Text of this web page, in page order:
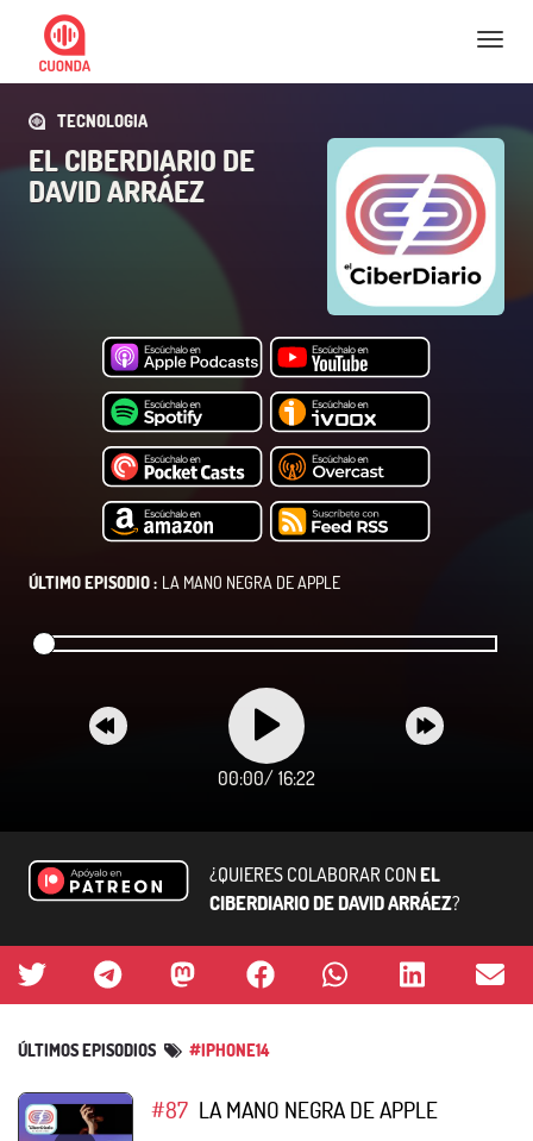
Nav
TECNOLOGIA
EL CIBERDIARIO DE
DAVID ARRÁEZ
ÚLTIMO EPISODIO : LA MANO NEGRA DE APPLE
00:00/ 16:22
¿QUIERES COLABORAR CONEL
CIBERDIARIO DE DAVID ARRÁEZ?
ÚLTIMOS EPISODIOS #IPHONE14
#87 LA MANO NEGRA DE APPLE